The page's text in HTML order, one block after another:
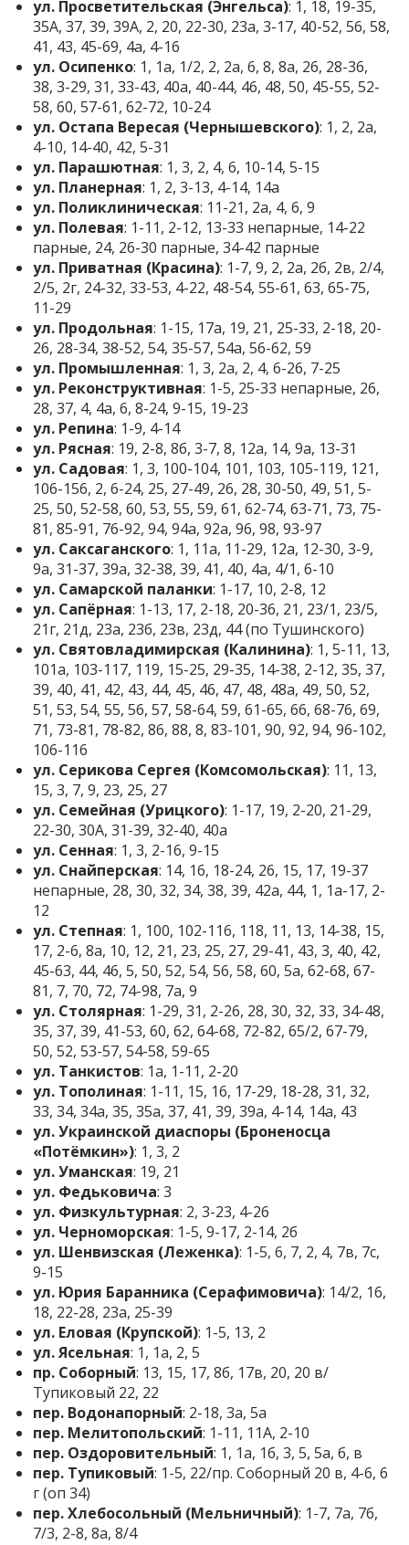
ул. Просветительская (Энгельса): 1, 18, 19-35,
35А, 37, 39, 39А, 2, 20, 22-30, 23а, 3-17, 40-52, 56, 58,
41, 43, 45-69, 4а, 4-16
ул. Осипенко: 1, 1а, 1/2, 2, 2а, 6, 8, 8а, 26, 28-36,
38, 3-29, 31, 33-43, 40а, 40-44, 46, 48, 50, 45-55, 52-
58, 60, 57-61, 62-72, 10-24
ул. Остапа Вересая (Чернышевского): 1, 2, 2а,
4-10, 14-40, 42, 5-31
ул. Парашютная: 1, 3, 2, 4, 6, 10-14, 5-15
ул. Планерная: 1, 2, 3-13, 4-14, 14а
ул. Поликлиническая: 11-21, 2а, 4, 6, 9
ул. Полевая: 1-11, 2-12, 13-33 непарные, 14-22
парные, 24, 26-30 парные, 34-42 парные
ул. Приватная (Красина): 1-7, 9, 2, 2а, 2б, 2в, 2/4,
2/5, 2г, 24-32, 33-53, 4-22, 48-54, 55-61, 63, 65-75,
11-29
ул. Продольная: 1-15, 17а, 19, 21, 25-33, 2-18, 20-
26, 28-34, 38-52, 54, 35-57, 54а, 56-62, 59
ул. Промышленная: 1, 3, 2а, 2, 4, 6-26, 7-25
ул. Реконструктивная: 1-5, 25-33 непарные, 26,
28, 37, 4, 4а, 6, 8-24, 9-15, 19-23
ул. Репина: 1-9, 4-14
ул. Рясная: 19, 2-8, 8б, 3-7, 8, 12а, 14, 9а, 13-31
ул. Садовая: 1, 3, 100-104, 101, 103, 105-119, 121,
106-156, 2, 6-24, 25, 27-49, 26, 28, 30-50, 49, 51, 5-
25, 50, 52-58, 60, 53, 55, 59, 61, 62-74, 63-71, 73, 75-
81, 85-91, 76-92, 94, 94а, 92а, 96, 98, 93-97
ул. Саксаганского: 1, 11а, 11-29, 12а, 12-30, 3-9,
9а, 31-37, 39а, 32-38, 39, 41, 40, 4а, 4/1, 6-10
ул. Самарской паланки: 1-17, 10, 2-8, 12
ул. Сапёрная: 1-13, 17, 2-18, 20-36, 21, 23/1, 23/5,
21г, 21д, 23а, 23б, 23в, 23д, 44 (по Тушинского)
ул. Святовладимирская (Калинина): 1, 5-11, 13,
101а, 103-117, 119, 15-25, 29-35, 14-38, 2-12, 35, 37,
39, 40, 41, 42, 43, 44, 45, 46, 47, 48, 48а, 49, 50, 52,
51, 53, 54, 55, 56, 57, 58-64, 59, 61-65, 66, 68-76, 69,
71, 73-81, 78-82, 86, 88, 8, 83-101, 90, 92, 94, 96-102,
106-116
ул. Серикова Сергея (Комсомольская): 11, 13,
15, 3, 7, 9, 23, 25, 27
ул. Семейная (Урицкого): 1-17, 19, 2-20, 21-29,
22-30, 30А, 31-39, 32-40, 40а
ул. Сенная: 1, 3, 2-16, 9-15
ул. Снайперская: 14, 16, 18-24, 26, 15, 17, 19-37
непарные, 28, 30, 32, 34, 38, 39, 42а, 44, 1, 1а-17, 2-
12
ул. Степная: 1, 100, 102-116, 118, 11, 13, 14-38, 15,
17, 2-6, 8а, 10, 12, 21, 23, 25, 27, 29-41, 43, 3, 40, 42,
45-63, 44, 46, 5, 50, 52, 54, 56, 58, 60, 5а, 62-68, 67-
81, 7, 70, 72, 74-98, 7а, 9
ул. Столярная: 1-29, 31, 2-26, 28, 30, 32, 33, 34-48,
35, 37, 39, 41-53, 60, 62, 64-68, 72-82, 65/2, 67-79,
50, 52, 53-57, 54-58, 59-65
ул. Танкистов: 1а, 1-11, 2-20
ул. Тополиная: 1-11, 15, 16, 17-29, 18-28, 31, 32,
33, 34, 34а, 35, 35а, 37, 41, 39, 39а, 4-14, 14а, 43
ул. Украинской диаспоры (Броненосца
«Потёмкин»): 1, 3, 2
ул. Уманская: 19, 21
ул. Федьковича: 3
ул. Физкультурная: 2, 3-23, 4-26
ул. Черноморская: 1-5, 9-17, 2-14, 2б
ул. Шенвизская (Леженка): 1-5, 6, 7, 2, 4, 7в, 7с,
9-15
ул. Юрия Баранника (Серафимовича): 14/2, 16,
18, 22-28, 23а, 25-39
ул. Еловая (Крупской): 1-5, 13, 2
ул. Ясельная: 1, 1а, 2, 5
пр. Соборный: 13, 15, 17, 8б, 17в, 20, 20 в/
Тупиковый 22, 22
пер. Водонапорный: 2-18, 3а, 5а
пер. Мелитопольский: 1-11, 11A, 2-10
пер. Оздоровительный: 1, 1а, 1б, 3, 5, 5а, б, в
пер. Тупиковый: 1-5, 22/пр. Соборный 20 в, 4-6, 6
г (оп 34)
пер. Хлебосольный (Мельничный): 1-7, 7а, 7б,
7/3, 2-8, 8а, 8/4